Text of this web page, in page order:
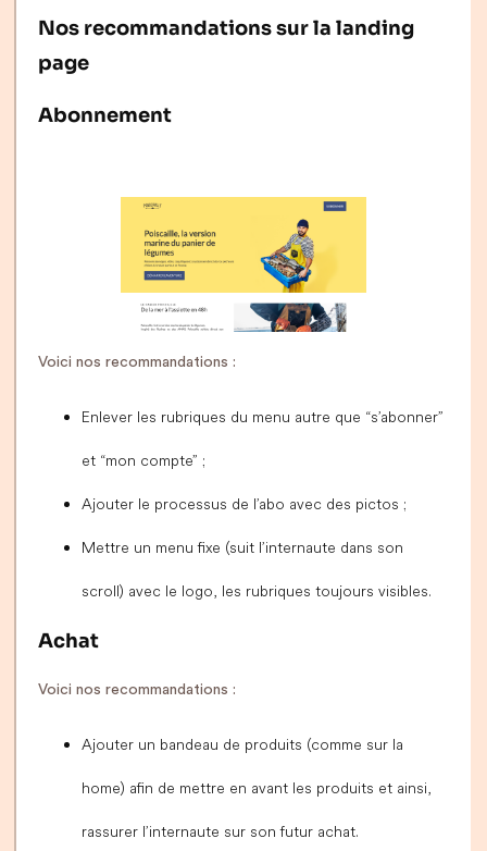
Nos recommandations sur la landing
page
Abonnement
Voici nos recommandations :
Enlever les rubriques du menu autre que “s’abonner”
et “mon compte” ;
Ajouter le processus de l’abo avec des pictos ;
Mettre un menu fixe (suit l’internaute dans son
scroll) avec le logo, les rubriques toujours visibles.
Achat
Voici nos recommandations :
Ajouter un bandeau de produits (comme sur la
home) afin de mettre en avant les produits et ainsi,
rassurer l’internaute sur son futur achat.